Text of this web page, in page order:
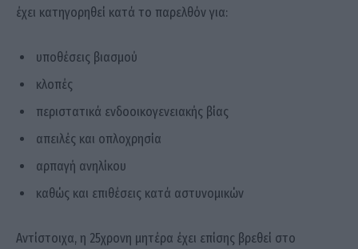
έχει κατηγορηθεί κατά το παρελθόν για:
υποθέσεις βιασμού
κλοπές
περιστατικά ενδοοικογενειακής βίας
απειλές και οπλοχρησία
αρπαγή ανηλίκου
καθώς και επιθέσεις κατά αστυνομικών
Αντίστοιχα, η 25χρονη μητέρα έχει επίσης βρεθεί στο